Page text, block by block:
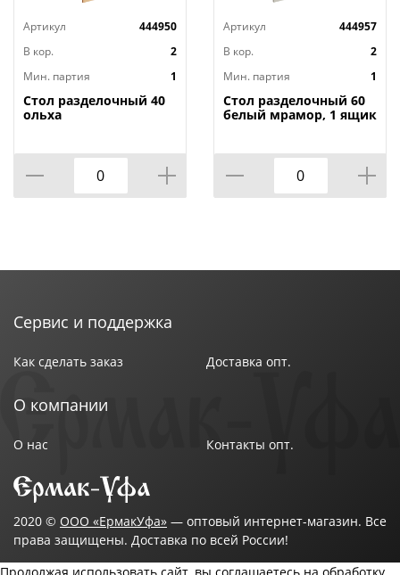
- Глубина тумб 436 мм, что дает возможность
устанавливать их не вплотную к стене, оставляя
пространство для прокладки коммуникаций
(канализационных труб и т.д.).
Навесные шкафы:
самостоятельно.
Преимущества мебели:
торцы от влаги и механических повреждений.
2. Широкий выбор размеров и цветовых решений
материала.
Артикул
444950
В кор.
2
Мин. партия
1
Стол разделочный 40
ольха
Артикул
444957
В кор.
2
Мин. партия
1
Стол разделочный 60
белый мрамор, 1 ящик
Сервис и поддержка
Как сделать заказ Доставка опт.
О компании
О нас Контакты опт.
2020 © ООО «ЕрмакУфа» — оптовый интернет-магазин. Все
права защищены. Доставка по всей России!